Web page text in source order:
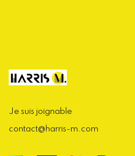
Je suis joignable
contact@harris-m.com